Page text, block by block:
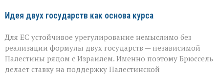
Идея двух государств как основа курса
Для ЕС устойчивое урегулирование немыслимо без
реализации формулы двух государств — независимой
Палестины рядом с Израилем. Именно поэтому Брюссель
делает ставку на поддержку Палестинской